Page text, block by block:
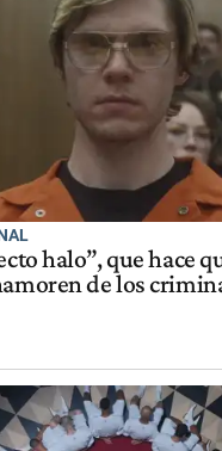
halo”, que hace
de los